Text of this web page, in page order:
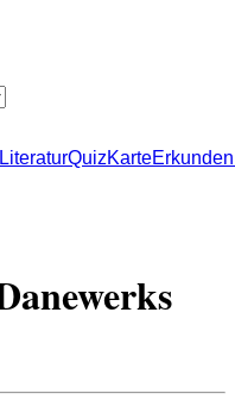
LiteraturQuizKarteErkunden